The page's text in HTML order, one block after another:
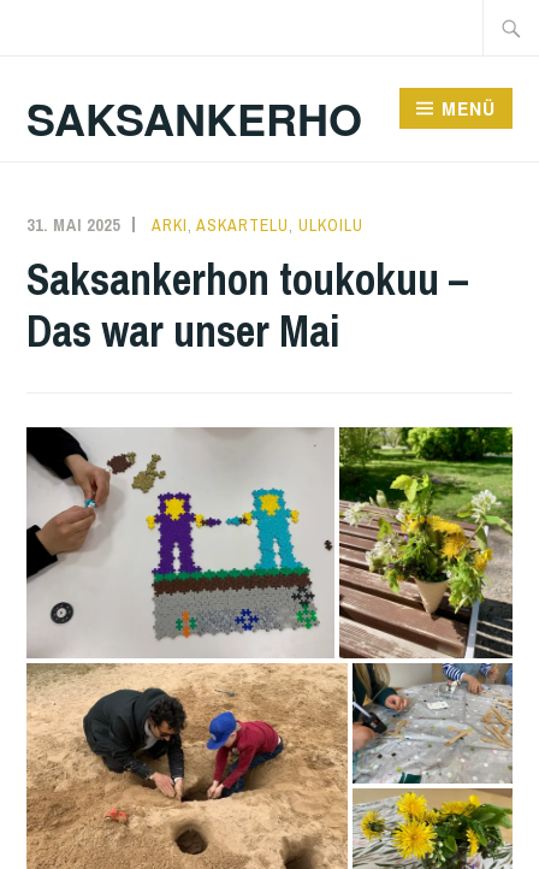
Suche
SAKSANKERHO MENÜ
31. MAI 2025 KAREN
ARKI ,ASKARTELU ,ULKOILU
Saksankerhon toukokuu –
Das war unser Mai